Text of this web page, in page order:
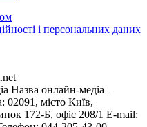
і персональних даних
Назва онлайн-медіа –
02091, місто Київ,
172-Б, офіс 208/1 E-mail: